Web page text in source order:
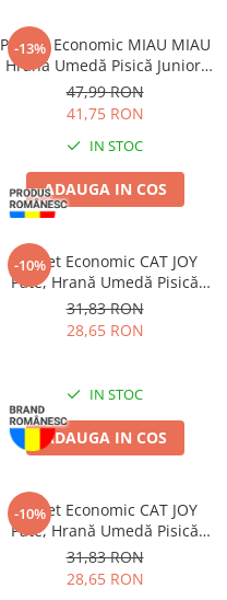
-13%
Pachet Economic MIAU MIAU
Hrană Umedă Pisică Junior,
Pui în sos, 24x100g
47,99 RON
41,75 RON
IN STOC
ADAUGA IN COS
-10%
Pachet Economic CAT JOY
Pate, Hrană Umedă Pisică
Adult, Pește, 16x100g
31,83 RON
28,65 RON
IN STOC
ADAUGA IN COS
-10%
Pachet Economic CAT JOY
Pate, Hrană Umedă Pisică
Adult, Vită, 16x100g
31,83 RON
28,65 RON